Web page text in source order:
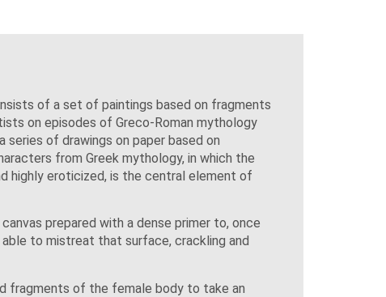
of a set of paintings based on fragments
on episodes of Greco-Roman mythology
series of drawings on paper based on
from Greek mythology, in which the
highly eroticized, is the central element of
prepared with a dense primer to, once
to mistreat that surface, crackling and
fragments of the female body to take an